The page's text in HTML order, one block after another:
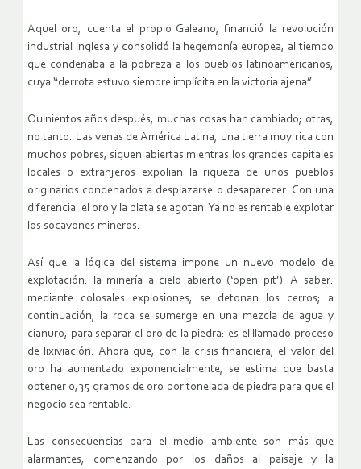
Aquel oro, cuenta el propio Galeano, financió la revolución
industrial inglesa y consolidó la hegemonía europea, al tiempo
que condenaba a la pobreza a los pueblos latinoamericanos,
cuya “derrota estuvo siempre implícita en la victoria ajena”.
Quinientos años después, muchas cosas han cambiado; otras,
no tanto. Las venas de América Latina, una tierra muy rica con
muchos pobres, siguen abiertas mientras los grandes capitales
locales o extranjeros expolian la riqueza de unos pueblos
originarios condenados a desplazarse o desaparecer. Con una
diferencia: el oro y la plata se agotan. Ya no es rentable explotar
los socavones mineros.
Así que la lógica del sistema impone un nuevo modelo de
explotación: la minería a cielo abierto (‘open pit’). A saber:
mediante colosales explosiones, se detonan los cerros; a
continuación, la roca se sumerge en una mezcla de agua y
cianuro, para separar el oro de la piedra: es el llamado proceso
de lixiviación. Ahora que, con la crisis financiera, el valor del
oro ha aumentado exponencialmente, se estima que basta
obtener 0,35 gramos de oro por tonelada de piedra para que el
negocio sea rentable.
Las consecuencias para el medio ambiente son más que
alarmantes, comenzando por los daños al paisaje y la